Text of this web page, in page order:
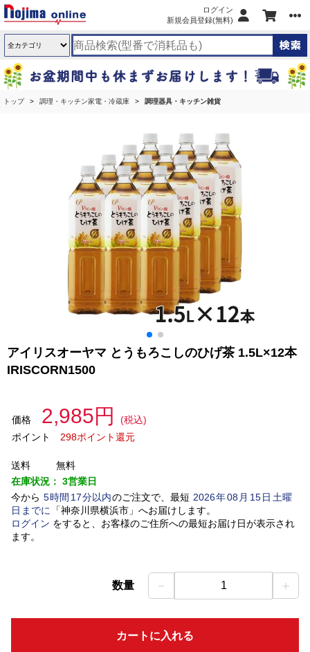
ログイン
新規会員登録(無料)
トップ 調理・キッチン家電・冷蔵庫 調理器具・キッチン雑貨
アイリスオーヤマ とうもろこしのひげ茶 1.5L×12本
IRISCORN1500
価格 2,985円
(税込)
ポイント
298ポイント還元
送料
無料
在庫状況： 3営業日
今から 5時間 17分以内のご注文で、最短 2026年08 月 15日土曜
日 までに 「神奈川県横浜市」 へお届けします。
ログイン をすると、お客様のご住所への最短お届け日が表示され
ます。
数量 － 1 ＋
カートに入れる